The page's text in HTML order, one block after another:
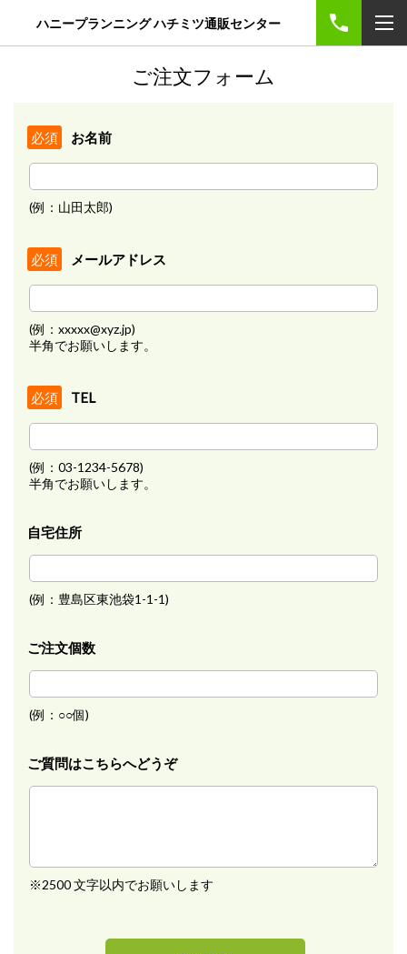
ハニープランニング ハチミツ通販センター
ご注文フォーム
お名前
必須
(例：山田太郎)
メールアドレス
必須
(例：xxxxx@xyz.jp)
半角でお願いします。
TEL
必須
(例：03-1234-5678)
半角でお願いします。
自宅住所
(例：豊島区東池袋1-1-1)
ご注文個数
(例：○○個)
ご質問はこちらへどうぞ
※2500 文字以内でお願いします